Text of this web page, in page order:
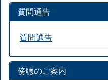
質問通告
質問通告
傍聴のご案内